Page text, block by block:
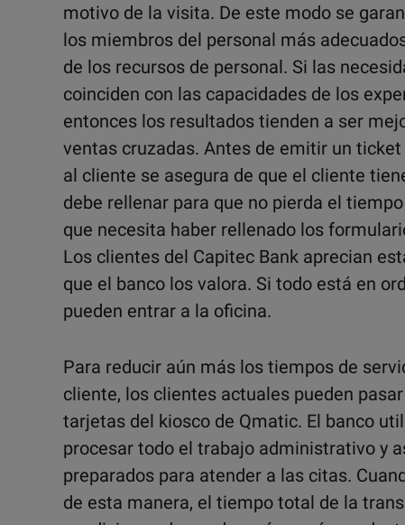
motivo de la visita. De este modo se
los miembros del personal más
de los recursos de personal. Si las
coinciden con las capacidades de los
entonces los resultados tienden a ser
ventas cruzadas. Antes de emitir un
al cliente se asegura de que el cliente
debe rellenar para que no pierda el
que necesita haber rellenado los
Los clientes del Capitec Bank aprecian
que el banco los valora. Si todo está en
pueden entrar a la oficina.
Para reducir aún más los tiempos de
cliente, los clientes actuales pueden
tarjetas del kiosco de Qmatic. El banco
procesar todo el trabajo administrativo y
preparados para atender a las citas.
de esta manera, el tiempo total de la